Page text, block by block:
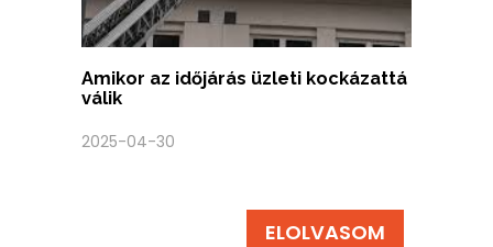
Amikor az időjárás üzleti kockázattá
válik
2025-04-30
ELOLVASOM